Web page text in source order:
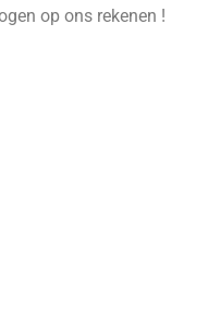
op ons rekenen !